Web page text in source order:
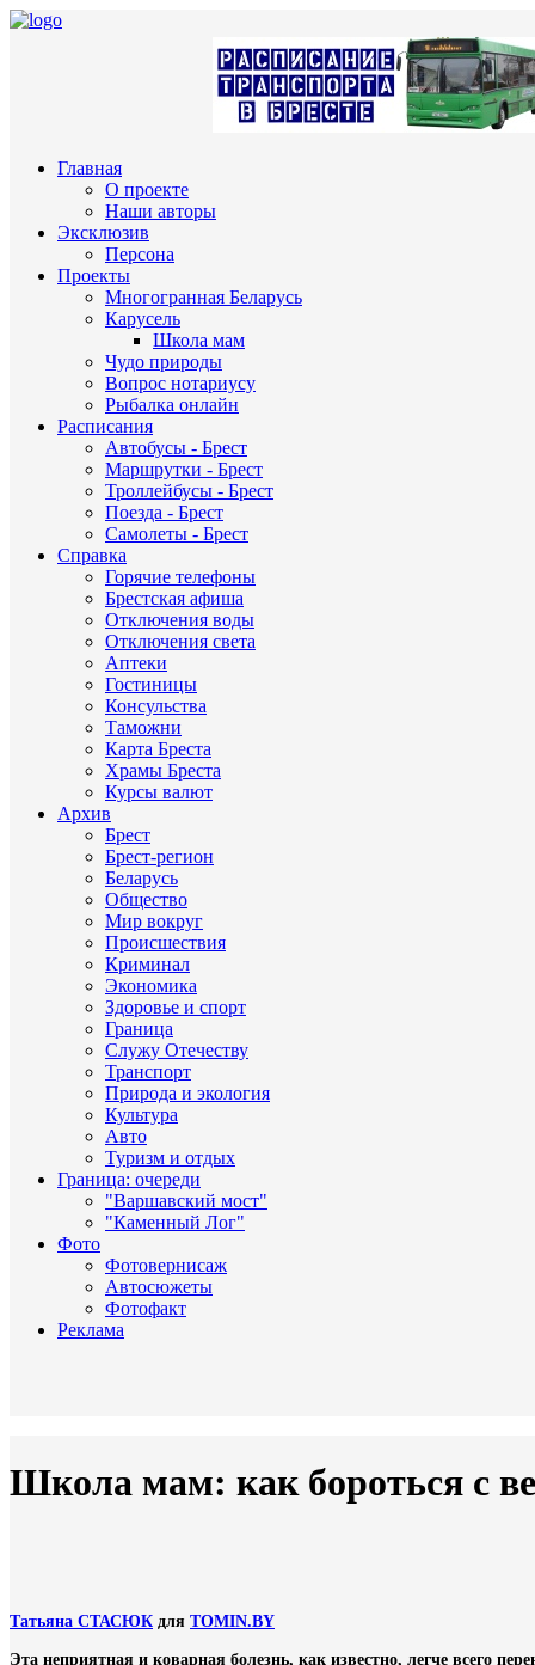
Главная
О проекте
Наши авторы
Эксклюзив
Персона
Проекты
Многогранная Беларусь
Карусель
Школа мам
Чудо природы
Вопрос нотариусу
Рыбалка онлайн
Расписания
Автобусы - Брест
Маршрутки - Брест
Троллейбусы - Брест
Поезда - Брест
Самолеты - Брест
Справка
Горячие телефоны
Брестская афиша
Отключения воды
Отключения света
Аптеки
Гостиницы
Консульства
Таможни
Карта Бреста
Храмы Бреста
Курсы валют
Архив
Брест
Брест-регион
Беларусь
Общество
Мир вокруг
Происшествия
Криминал
Экономика
Здоровье и спорт
Граница
Служу Отечеству
Транспорт
Природа и экология
Культура
Авто
Туризм и отдых
Граница: очереди
"Варшавский мост"
"Каменный Лог"
Фото
Фотовернисаж
Автосюжеты
Фотофакт
Реклама
Школа мам: как бороться с
Татьяна СТАСЮК для TOMIN.BY
Эта неприятная и коварная болезнь, как известно, легче всего